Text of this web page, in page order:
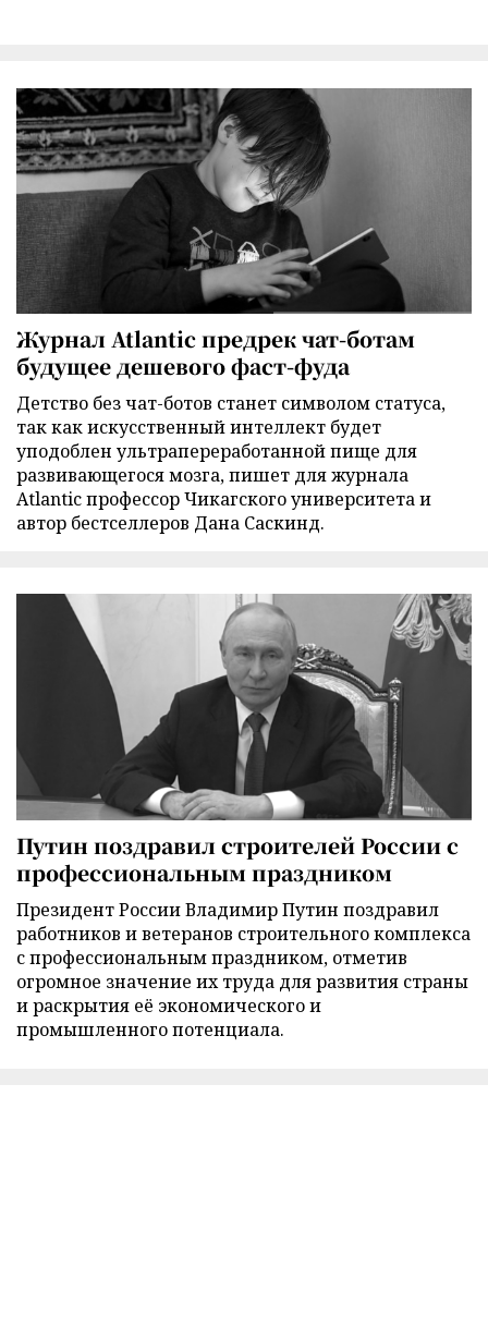
Журнал Atlantic предрек чат-ботам
будущее дешевого фаст-фуда
Детство без чат-ботов станет символом статуса,
так как искусственный интеллект будет
уподоблен ультрапереработанной пище для
развивающегося мозга, пишет для журнала
Atlantic профессор Чикагского университета и
автор бестселлеров Дана Саскинд.
Путин поздравил строителей России с
профессиональным праздником
Президент России Владимир Путин поздравил
работников и ветеранов строительного комплекса
с профессиональным праздником, отметив
огромное значение их труда для развития страны
и раскрытия её экономического и
промышленного потенциала.